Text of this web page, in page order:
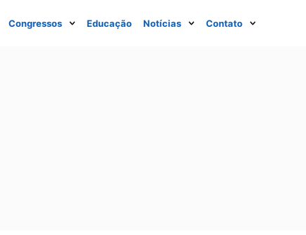
Congressos Educação Notícias Contato